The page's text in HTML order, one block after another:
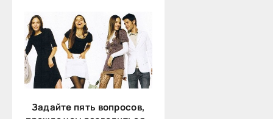
Задайте пять вопросов,